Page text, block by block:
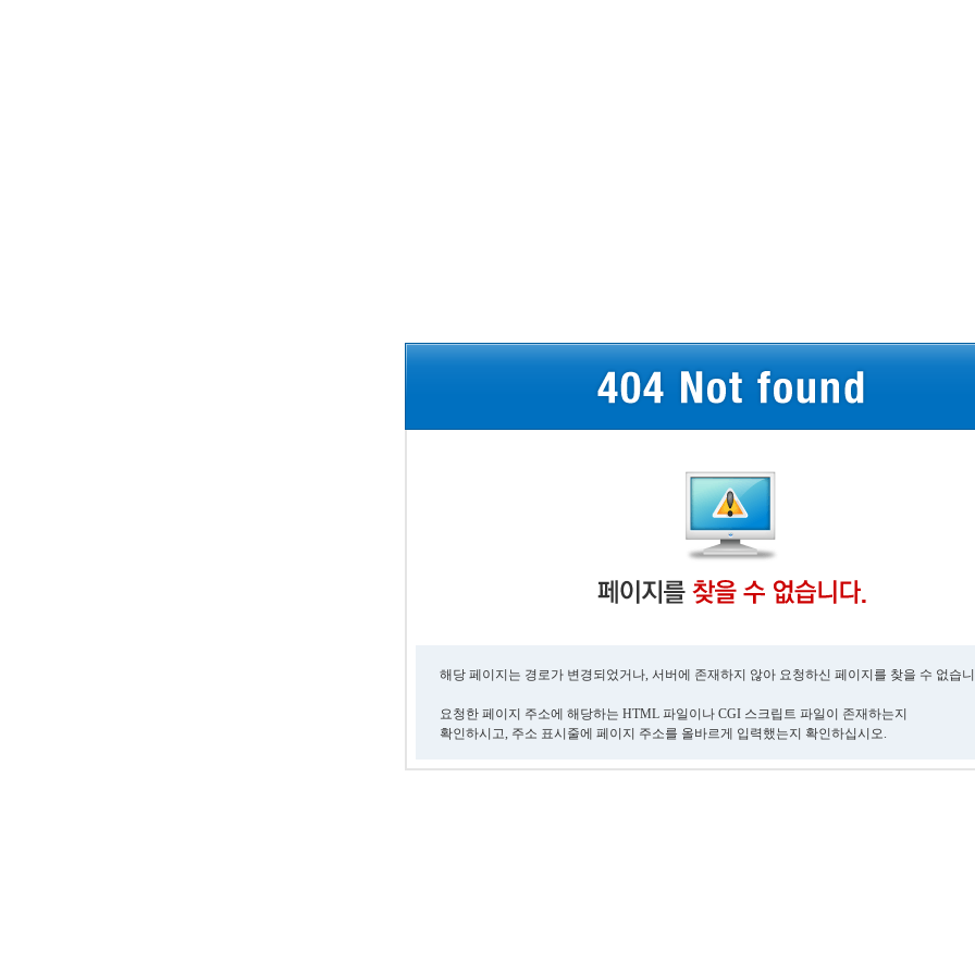
해당 페이지는 경로가 변경되었거나, 서버에 존재하지 않아 요청하신 페이지를 찾을 수 없습
요청한 페이지 주소에 해당하는 HTML 파일이나 CGI 스크립트 파일이 존재하는지
확인하시고, 주소 표시줄에 페이지 주소를 올바르게 입력했는지 확인하십시오.